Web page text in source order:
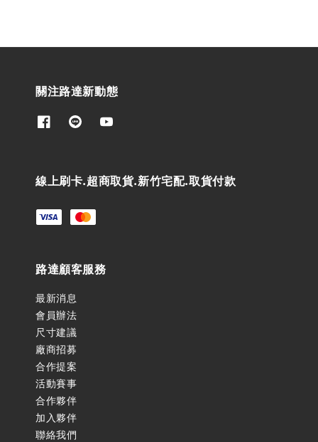
關注路達新動態
線上刷卡.超商取貨.新竹宅配.取貨付款
路達顧客服務
最新消息
會員辦法
尺寸建議
廠商招募
合作提案
活動賽事
合作夥伴
加入夥伴
聯絡我們